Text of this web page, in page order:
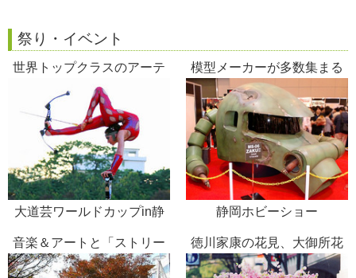
祭り・イベント
世界トップクラスのアーテ
ス
大道芸ワールドカップin静
模型メーカーが多数集まる
静岡の一大イベント
静岡ホビーショー
音楽＆アートと「ストリー
ト・で・あい」
徳川家康の花見、大御所花
見行列